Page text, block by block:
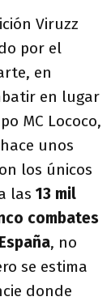
Viruzz
por el
en
en lugar
MC Lococo,
unos
los únicos
las 13 mil
combates
, no
se estima
donde